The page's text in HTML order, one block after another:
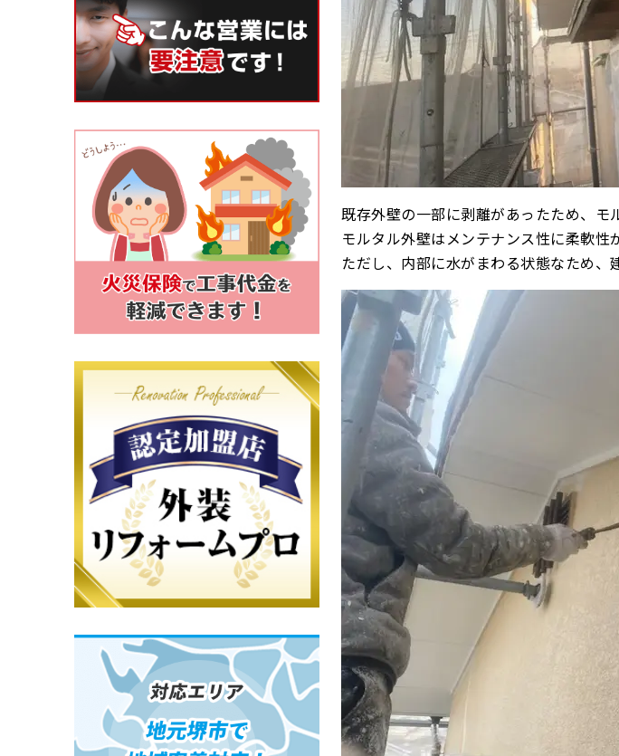
既存外壁の一部に剥離があったため、モ
モルタル外壁はメンテナンス性に柔軟性
ただし、内部に水がまわる状態なため、